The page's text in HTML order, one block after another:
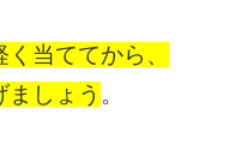
当ててから、
しょう 。